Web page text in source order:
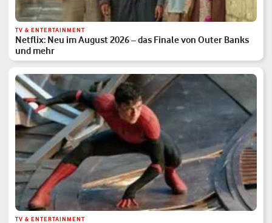
TV & ENTERTAINMENT
Netflix: Neu im August 2026 – das Finale von Outer Banks
und mehr
TV & ENTERTAINMENT